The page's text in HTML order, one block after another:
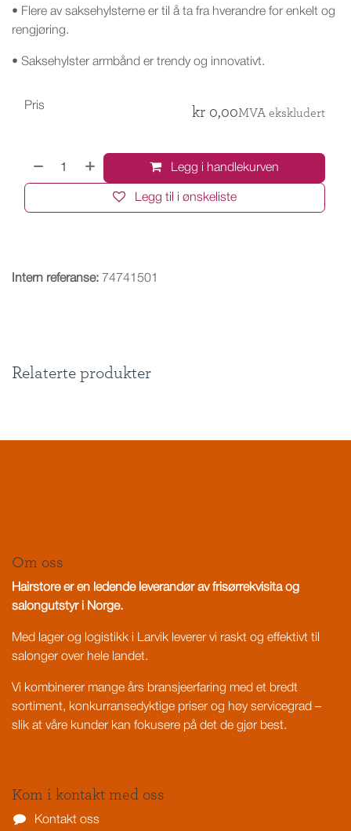
• Flere av saksehylsterne er til å ta fra hverandre for enkelt og
rengjøring.
• Saksehylster armbånd er trendy og innovativt.
Legg i handlekurven
Legg til i ønskeliste
Pris kr 0,00MVA ekskludert
Intern referanse: 74741501
Relaterte produkter
Om oss
Hairstore er en ledende leverandør av frisørrekvisita og
salongutstyr i Norge.
Med lager og logistikk i Larvik leverer vi raskt og effektivt til
salonger over hele landet.
Vi kombinerer mange års bransjeerfaring med et bredt
sortiment, konkurransedyktige priser og høy servicegrad –
slik at våre kunder kan fokusere på det de gjør best.
Kom i kontakt med oss
Kontakt oss